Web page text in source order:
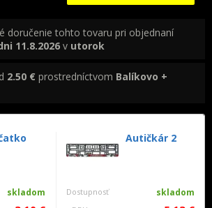
doručenie tohto tovaru pri objednaní
11.8.2026 v utorok
2.50 € prostredníctvom Balíkovo +
skladom
Autičkár 2
Dostupnosť skladom